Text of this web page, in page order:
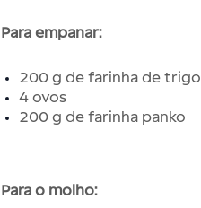
Para empanar:
200 g de farinha de trigo
4 ovos
200 g de farinha panko
Para o molho: